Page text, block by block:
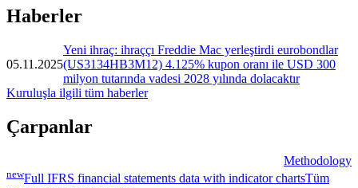
Haberler
05.11.2025
Yeni ihraç: ihraççı Freddie Mac yerleştirdi eurobondlar
(US3134HB3M12) 4.125% kupon oranı ile USD 300
milyon tutarında vadesi 2028 yılında dolacaktır
Kuruluşla ilgili tüm haberler
Çarpanlar
Methodology
newFull IFRS financial statements data with indicator chartsTüm